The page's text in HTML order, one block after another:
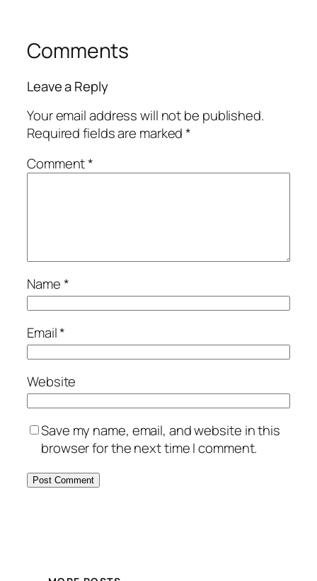
Comments
Leave a Reply
Your email address will not be published.
Required fields are marked*
Comment*
Name*
Email*
Website
Save my name, email, and website in this
browser for the next time I comment.